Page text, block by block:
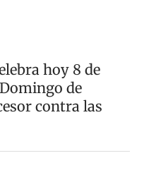
hoy 8 de
de
contra las